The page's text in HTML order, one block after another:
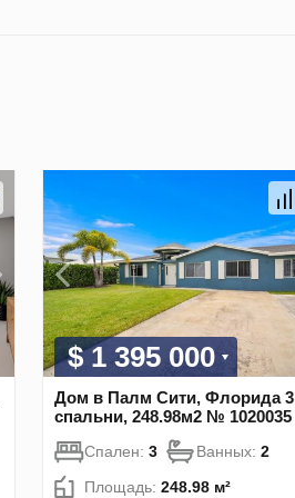
$ 1 395 000
Дом в Палм Сити, Флорида 3
спальни, 248.98м2 № 1020035
Спален: 3 Ванных: 2
Площадь: 248.98 м²